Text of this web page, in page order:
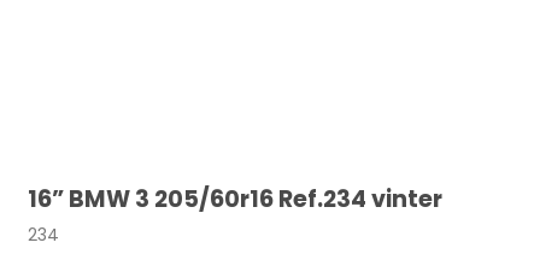
16” BMW 3 205/60r16 Ref.234 vinter
234